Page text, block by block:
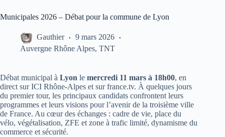
Municipales 2026 – Débat pour la commune de Lyon
Gauthier
9 mars 2026
Auvergne Rhône Alpes, TNT
Débat municipal à Lyon le mercredi 11 mars à 18h00, en
direct sur ICI Rhône-Alpes et sur france.tv. À quelques jours
du premier tour, les principaux candidats confrontent leurs
programmes et leurs visions pour l’avenir de la troisième ville
de France. Au cœur des échanges : cadre de vie, place du
vélo, végétalisation, ZFE et zone à trafic limité, dynamisme du
commerce et sécurité.